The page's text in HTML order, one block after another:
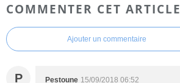
COMMENTER CET ARTICLE
Ajouter un commentaire
P Pestoune 15/09/2018 06:52